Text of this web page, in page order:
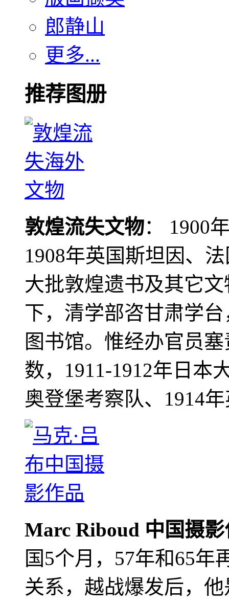
郎静山
更多...
推荐图册
敦煌流失文物： 1900
1908年英国斯坦因、
大批敦煌遗书及其它
下，清学部咨甘肃学
图书馆。惟经办官员
数，1911-1912年日本
奥登堡考察队、1914
Marc Riboud 中国摄
国5个月，57年和65年
关系，越战爆发后，